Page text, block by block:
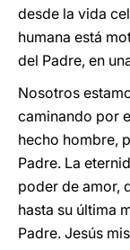
desde la vida
humana está
del Padre, en
Nosotros
caminando por
hecho hombre,
Padre. La
poder de amor,
hasta su última
Padre. Jesús